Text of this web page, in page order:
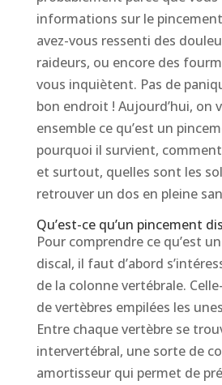
informations sur le
avez-vous ressenti des
raideurs, ou encore des
vous inquiètent. Pas de
bon endroit ! Aujourd’hui, on
ensemble ce qu’est un
pourquoi il survient,
et surtout, quelles sont les
retrouver un dos en pleine
Qu’est-ce qu’un pincement
Pour comprendre ce qu’est
discal, il faut d’abord
de la colonne vertébrale.
de vertèbres empilées les
Entre chaque vertèbre se
intervertébral, une sorte de
amortisseur qui permet de